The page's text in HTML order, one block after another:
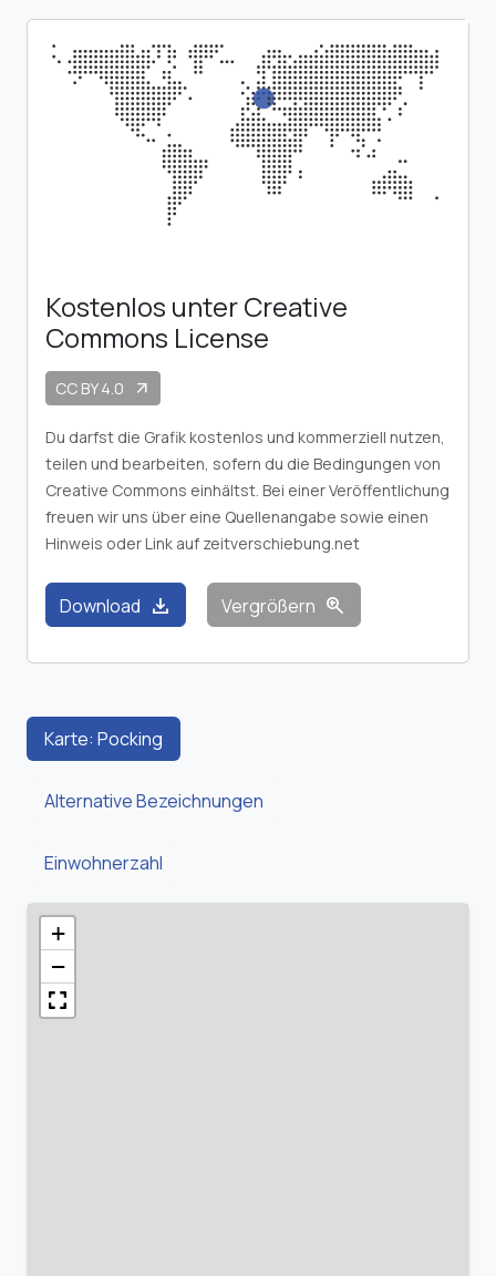
Kostenlos unter Creative
Commons License
CC BY 4.0 arrow_outward
Du darfst die Grafik kostenlos und kommerziell nutzen,
teilen und bearbeiten, sofern du die Bedingungen von
Creative Commons einhältst. Bei einer Veröffentlichung
freuen wir uns über eine Quellenangabe sowie einen
Hinweis oder Link auf zeitverschiebung.net
Download download Vergrößern zoom_in
Karte: Pocking
Alternative Bezeichnungen
Einwohnerzahl
+
−